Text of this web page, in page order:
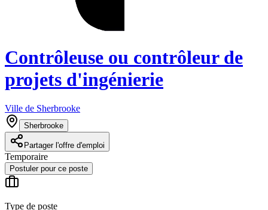
Contrôleuse ou contrôleur de
projets d'ingénierie
Ville de Sherbrooke
Sherbrooke
Partager l'offre d'emploi
Temporaire
Postuler pour ce poste
Type de poste